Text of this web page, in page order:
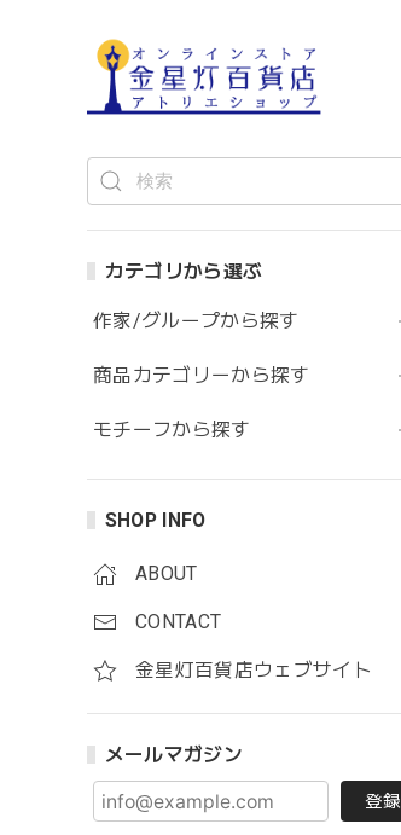
カテゴリから選ぶ
作家/グループから探す
商品カテゴリーから探す
モチーフから探す
SHOP INFO
ABOUT
CONTACT
金星灯百貨店ウェブサイト
メールマガジン
登録